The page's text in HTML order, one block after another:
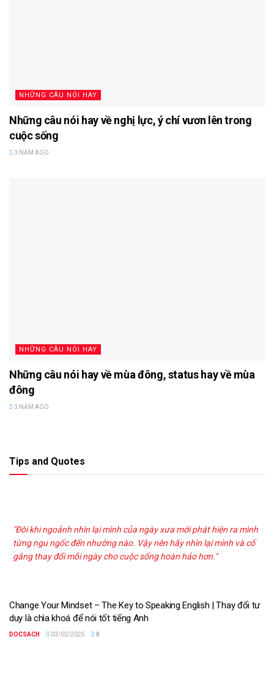
NHỮNG CÂU NÓI HAY
Những câu nói hay về nghị lực, ý chí vươn lên trong
cuộc sống
3 NĂM AGO
NHỮNG CÂU NÓI HAY
Những câu nói hay về mùa đông, status hay về mùa
đông
3 NĂM AGO
Tips and Quotes
"Đôi khi ngoảnh nhìn lại mình của ngày xưa mới phát hiện ra mình
từng ngu ngốc đến nhường nào. Vậy nên hãy nhìn lại mình và cố
gắng thay đổi mỗi ngày cho cuộc sống hoàn hảo hơn."
Change Your Mindset – The Key to Speaking English | Thay đổi tư
duy là chìa khoá để nói tốt tiếng Anh
DOCSACH 03/03/2025 0